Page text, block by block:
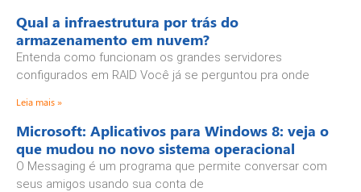
Qual a infraestrutura por trás do
armazenamento em nuvem?
Entenda como funcionam os grandes servidores
configurados em RAID Você já se perguntou pra onde
Leia mais »
Microsoft: Aplicativos para Windows 8: veja o
que mudou no novo sistema operacional
O Messaging é um programa que permite conversar com
seus amigos usando sua conta de